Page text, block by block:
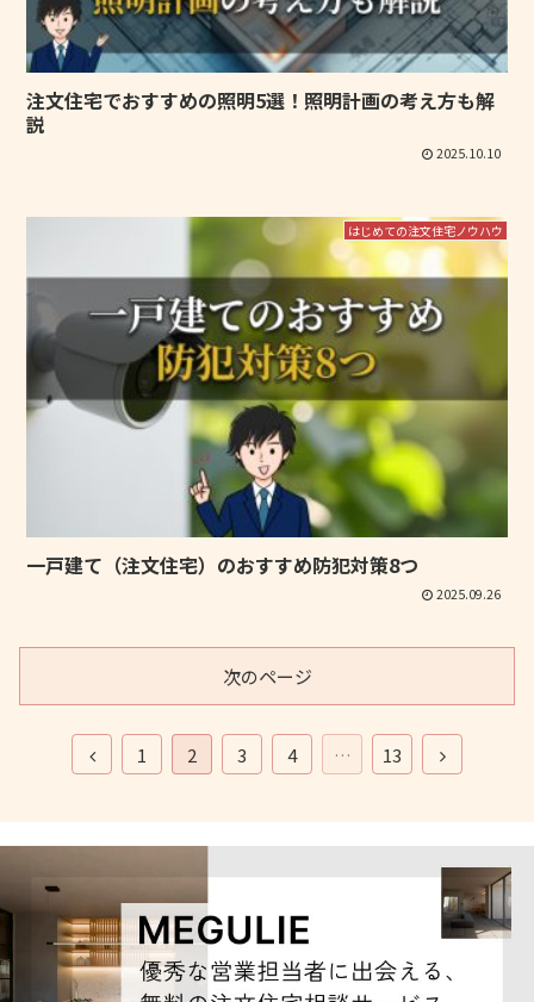
注文住宅でおすすめの照明5選！照明計画の考え方も解
説
2025.10.10
はじめての注文住宅ノウハウ
一戸建て（注文住宅）のおすすめ防犯対策8つ
2025.09.26
次のページ
1 2 3 4 … 13